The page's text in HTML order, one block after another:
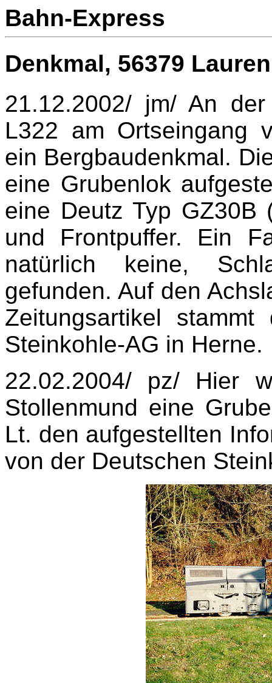
Bahn-Express
Denkmal, 56379
21.12.2002/ jm/ An
L322 am Ortseingang
ein Bergbaudenkmal.
eine Grubenlok
eine Deutz Typ GZ30B
und Frontpuffer. Ein
natürlich keine,
gefunden. Auf den
Zeitungsartikel
Steinkohle-AG in Herne.
22.02.2004/ pz/ Hier
Stollenmund eine
Lt. den aufgestellten
von der Deutschen